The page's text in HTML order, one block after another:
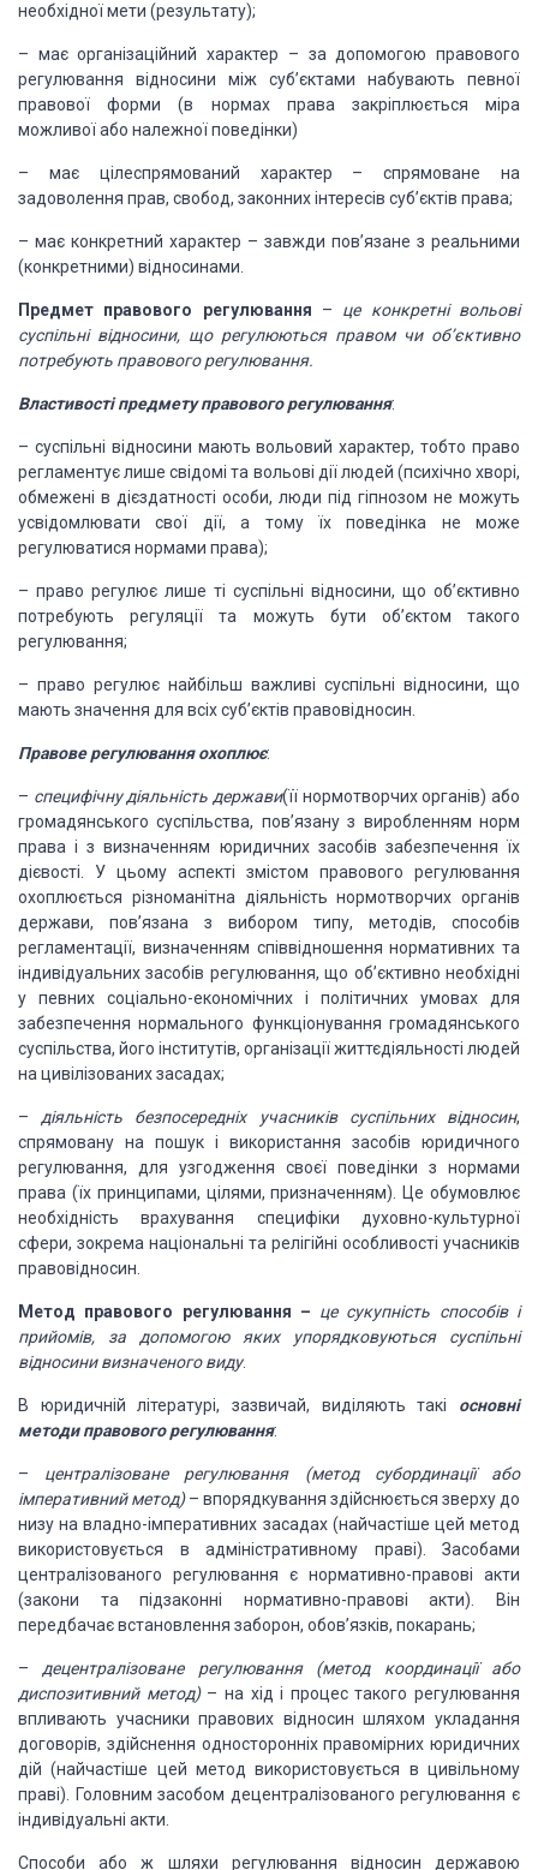
необхідноїмети (результату);
– маєорганізаційний характер – за допомогою правового
регулювання відносини між суб’єктами набувають певної
правової форми (в нормах права закріплюється міра
можливої або належної поведінки)
– маєцілеспрямований характер – спрямоване на
задоволення прав, свобод, законних інтересів суб’єктів права;
– має конкретний характер – завжди пов’язане з реальними
(конкретними) відносинами.
Предмет правового регулювання – це конкретні вольові
суспільні відносини, щорегулюються правом чи об’єктивно
потребують правового регулювання.
Властивості предметуправового регулювання:
– суспільні відносини мають вольовий характер, тобто право
регламентує лише свідомі та вольові дії людей (психічно хворі,
обмежені в дієздатності особи, люди під гіпнозом не можуть
усвідомлювати свої дії, а тому їх поведінка не може
регулюватися нормами права);
– право регулює лише ті суспільні відносини, що об’єктивно
потребують регуляції та можуть бути об’єктом такого
регулювання;
– право регулює найбільш важливі суспільні відносини, що
мають значення для всіх суб’єктів правовідносин.
Правове регулюванняохоплює:
– специфічну діяльність держави(її нормотворчих органів) або
громадянського суспільства, пов’язану з виробленням норм
права і з визначенням юридичних засобів забезпечення їх
дієвості. У цьому аспекті змістом правового регулювання
охоплюється різноманітна діяльність нормотворчих органів
держави, пов’язана з вибором типу, методів, способів
регламентації, визначенням співвідношення нормативних та
індивідуальних засобів регулювання, що об’єктивно необхідні
у певних соціально-економічних і політичних умовах для
забезпечення нормального функціонування громадянського
суспільства, його інститутів, організації життєдіяльності людей
на цивілізованих засадах;
– діяльність безпосередніхучасників суспільних відносин,
спрямовану на пошук і використання засобів юридичного
регулювання, для узгодження своєї поведінки з нормами
права (їх принципами, цілями, призначенням). Це обумовлює
необхідність врахування специфіки духовно-культурної
сфери, зокрема національні та релігійні особливості учасників
правовідносин.
Метод правового регулювання – це сукупність способів і
прийомів, за допомогою яких упорядковуються суспільні
відносини визначеноговиду.
В юридичній літературі, зазвичай, виділяють такі основні
методи правового регулювання:
– централізоване регулювання(метод субординації або
імперативний метод)– впорядкування здійснюється зверху до
низу на владно-імперативних засадах (найчастіше цей метод
використовується в адміністративному праві). Засобами
централізованого регулювання є нормативно-правові акти
(закони та підзаконні нормативно-правові акти). Він
передбачаєвстановлення заборон, обов’язків, покарань;
– децентралізоване регулювання(метод координації або
диспозитивний метод)– на хід і процес такого регулювання
впливають учасники правових відносин шляхом укладання
договорів, здійснення односторонніх правомірних юридичних
дій (найчастіше цей метод використовується в цивільному
праві). Головним засобом децентралізованого регулювання є
індивідуальні акти.
Способи або ж шляхи регулювання відносин державою